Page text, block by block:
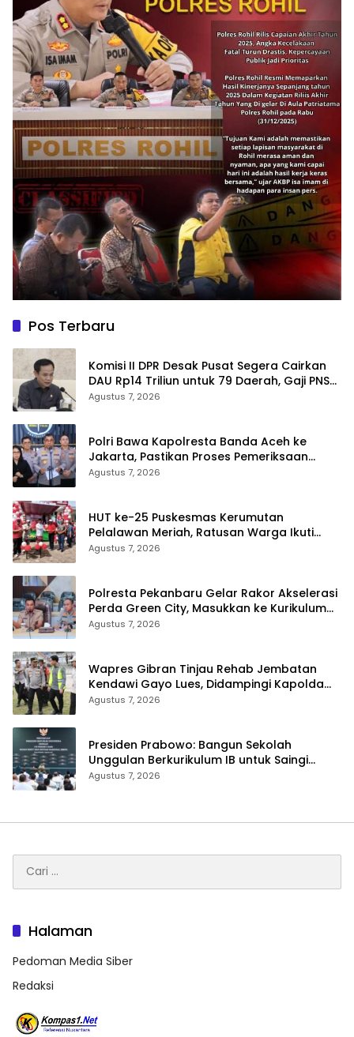
Pos Terbaru
Komisi II DPR Desak Pusat Segera Cairkan
DAU Rp14 Triliun untuk 79 Daerah, Gaji PNS
Terancam Telat
Agustus 7, 2026
Polri Bawa Kapolresta Banda Aceh ke
Jakarta, Pastikan Proses Pemeriksaan
Profesional dan Transparan
Agustus 7, 2026
HUT ke-25 Puskesmas Kerumutan
Pelalawan Meriah, Ratusan Warga Ikuti
Jalan Santai dan Cek Kesehatan Gratis
Agustus 7, 2026
Polresta Pekanbaru Gelar Rakor Akselerasi
Perda Green City, Masukkan ke Kurikulum
Sekolah
Agustus 7, 2026
Wapres Gibran Tinjau Rehab Jembatan
Kendawi Gayo Lues, Didampingi Kapolda
Aceh
Agustus 7, 2026
Presiden Prabowo: Bangun Sekolah
Unggulan Berkurikulum IB untuk Saingi
Dunia
Agustus 7, 2026
untuk:
Halaman
Pedoman Media Siber
Redaksi